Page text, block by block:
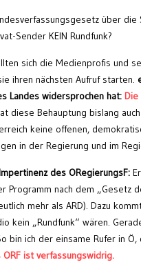
über
Sender KEIN Rundfunk?
sich die Medienprofis und
ihren nächsten Aufruf starten.
Landes widersprochen hat:
diese Behauptung bislang
keine offenen,
in der Regierung und im
des ORegierungsF:
Programm nach dem
mehr als ARD). Dazu
kein „Rundfunk“ wären.
bin ich der einsame Rufer in Ö,
ORF ist verfassungswidrig.